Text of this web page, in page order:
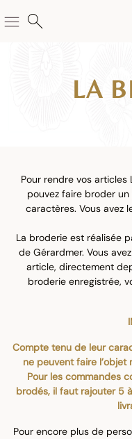
LA
Pour rendre vos articles
pouvez faire broder un
caractères. Vous avez
La broderie est réalisée
de Gérardmer. Vous
article, directement
broderie enregistrée,
Compte tenu de leur
ne peuvent faire l’objet
Pour les commandes
brodés, il faut rajouter 5
Pour encore plus de